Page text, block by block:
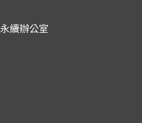
永續辦公室